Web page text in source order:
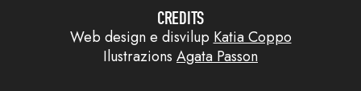
CREDITS
Web design e disvilup Katia Coppo
Ilustrazions Agata Passon